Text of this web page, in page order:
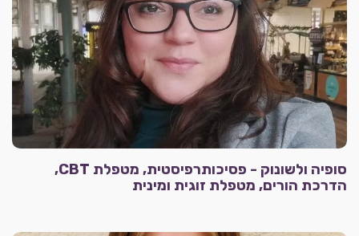
סופיה ולשונוק - פסיכותרפיסטית, מטפלת CBT,
הדרכת הורים, מטפלת זוגית ומינית